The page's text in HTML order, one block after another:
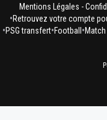
Mentions Légales -
•Retrouvez votre compte
•PSG transfert•Football •